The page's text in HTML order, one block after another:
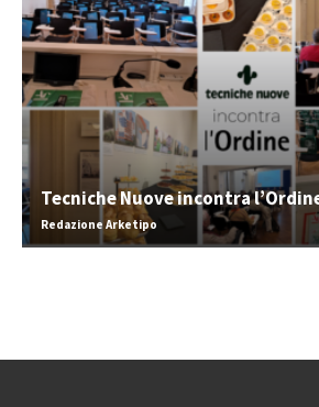
Tecniche Nuove incontra
Redazione Arketipo